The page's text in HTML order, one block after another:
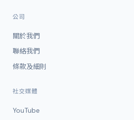
公司
關於我們
聯絡我們
條款及細則
社交媒體
YouTube